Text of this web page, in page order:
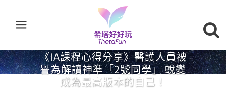
《IA課程心得分享》醫護人員被
譽為解讀神準「2號同學」 蛻變
成為最高版本的自己！